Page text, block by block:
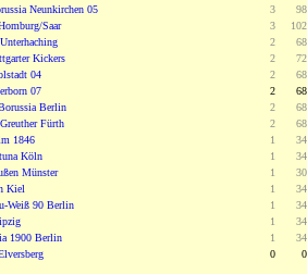
Neunkirchen 05 3
Saar 3
2
Kickers 2
04 2
07 2
Berlin 2
Fürth 2
1846 1
Köln 1
Münster 1
Kiel 1
Weiß 90 Berlin 1
1
1900 Berlin 1
0